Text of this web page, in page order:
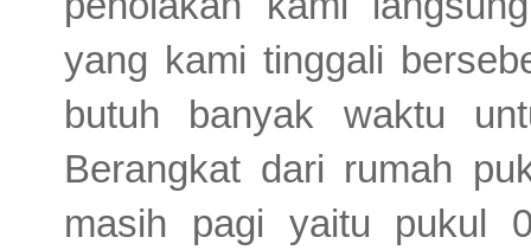
yang kami tinggali
butuh banyak waktu
Berangkat dari rumah
masih pagi yaitu pukul